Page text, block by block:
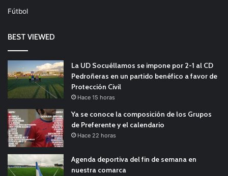
Fútbol
BEST VIEWED
La UD Socuéllamos se impone por 2-1 al CD
Pedroñeras en un partido benéfico a favor de
Protección Civil
Hace 15 horas
Ya se conoce la composición de los Grupos
de Preferente y el calendario
Hace 22 horas
Agenda deportiva del fin de semana en
nuestra comarca